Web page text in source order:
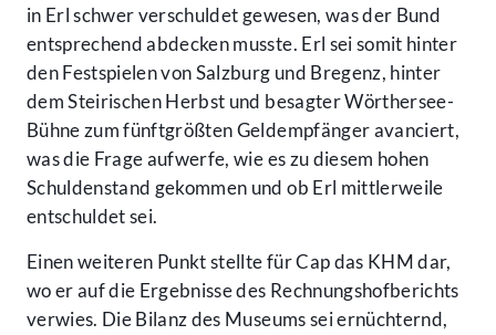
in Erl schwer verschuldet gewesen, was der Bund
entsprechend abdecken musste. Erl sei somit hinter
den Festspielen von Salzburg und Bregenz, hinter
dem Steirischen Herbst und besagter Wörthersee-
Bühne zum fünftgrößten Geldempfänger avanciert,
was die Frage aufwerfe, wie es zu diesem hohen
Schuldenstand gekommen und ob Erl mittlerweile
entschuldet sei.
Einen weiteren Punkt stellte für Cap das KHM dar,
wo er auf die Ergebnisse des Rechnungshofberichts
verwies. Die Bilanz des Museums sei ernüchternd,